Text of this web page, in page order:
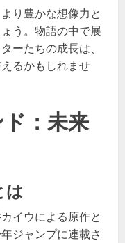
り豊かな想像力と
う。物語の中で展
ーたちの成長は、
るかもしれませ
：未来
は
イウによる原作と
ジャンプに連載さ